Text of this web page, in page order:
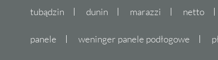
tubądzin dunin marazzi netto
panele weninger panele podłogowe